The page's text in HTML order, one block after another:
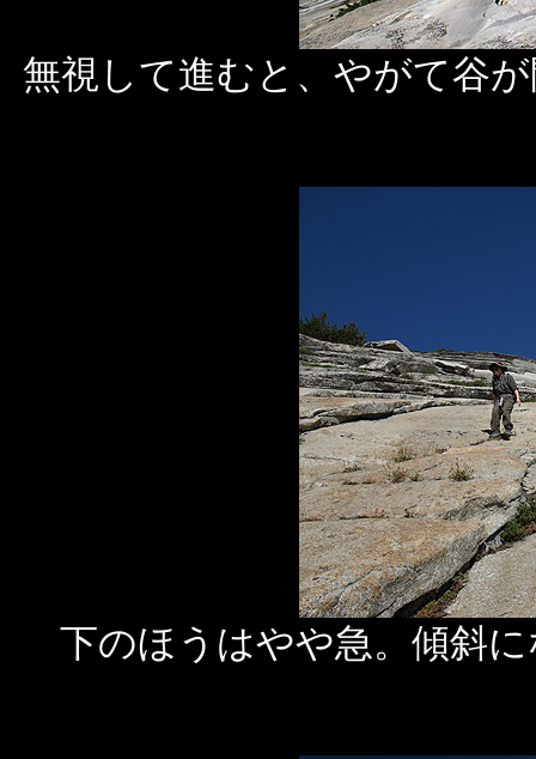
無視して進むと、やがて谷
下のほうはやや急。傾斜